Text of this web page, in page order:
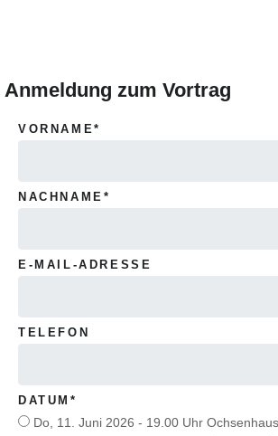
Anmeldung zum Vortrag
PFLICHTFELD
VORNAME*
PFLICHTFELD
NACHNAME *
E-MAIL-ADRESSE
TELEFON
PFLICHTFELD
DATUM *
Do, 11. Juni 2026 - 19.00 Uhr